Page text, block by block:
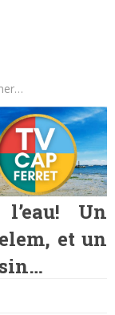
Un
et un